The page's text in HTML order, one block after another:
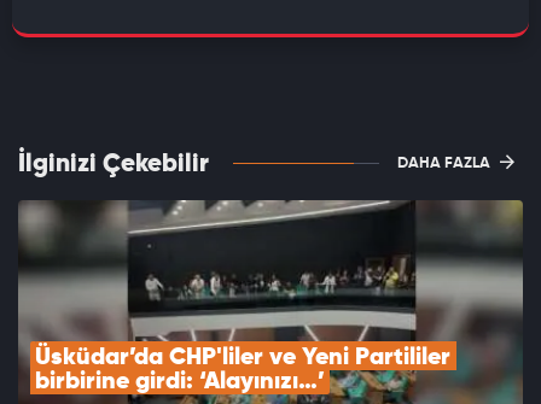
İlginizi Çekebilir DAHA FAZLA
Üsküdar’da CHP'liler ve Yeni Partililer
birbirine girdi: ‘Alayınızı…’